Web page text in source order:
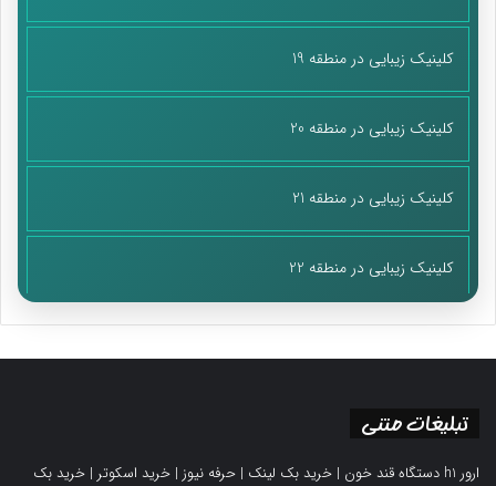
کلینیک زیبایی در منطقه 19
کلینیک زیبایی در منطقه 20
کلینیک زیبایی در منطقه 21
کلینیک زیبایی در منطقه 22
تبلیغات متنی
ارور h1 دستگاه قند خون | خرید بک لینک | حرفه نیوز | خرید اسکوتر | خرید بک